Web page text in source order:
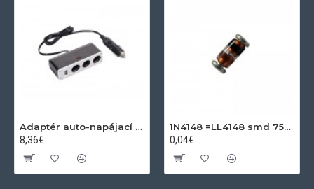
Adaptér auto-napájací 1xkon./3x zdierka- 12/24V, USB 1000mA
8,36€
1N4148 =LL4148 smd 75V,0.15A SOD80C
0,04€